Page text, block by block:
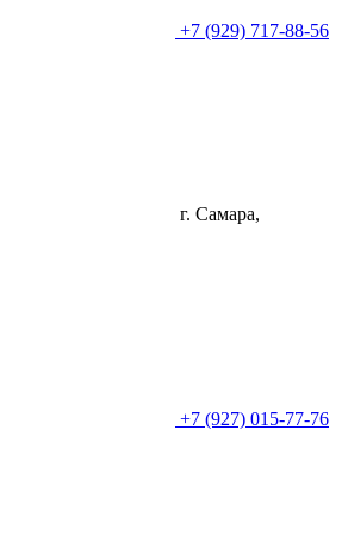
+7 (929) 717-88-56
г. Самара,
+7 (927) 015-77-76